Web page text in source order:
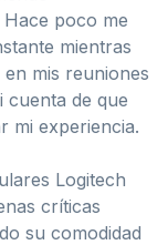
Hace poco me
mientras
mis reuniones
cuenta de que
mi experiencia.
Logitech
críticas
su comodidad